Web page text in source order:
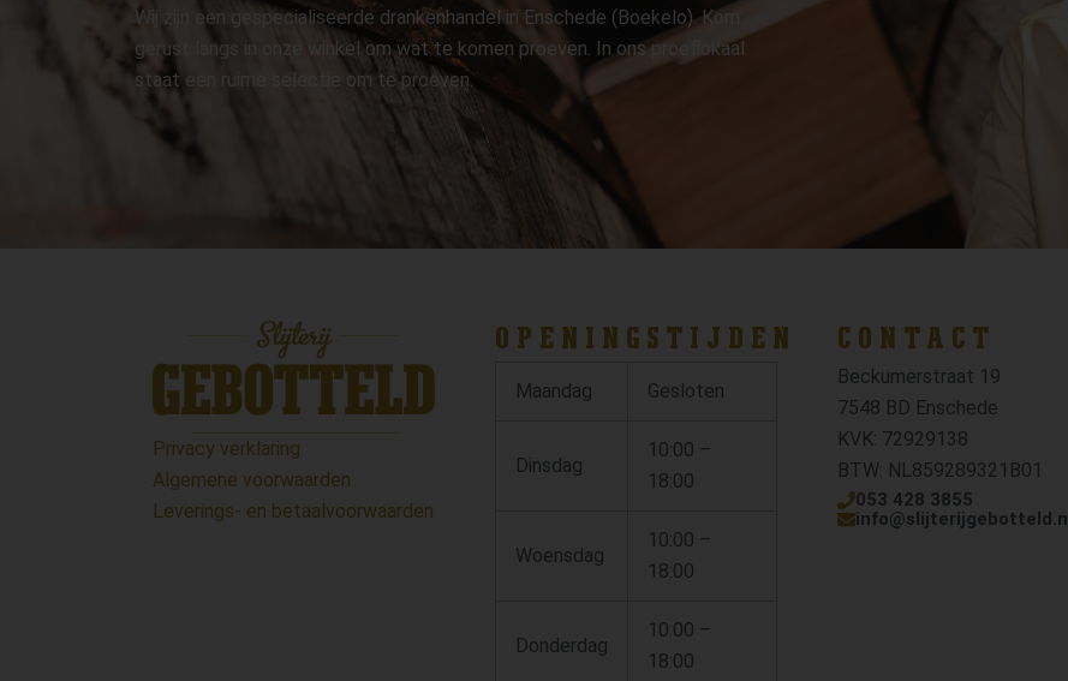
Wij zijn een gespecialiseerde drankenhandel in Enschede (Boekelo). Kom
gerust langs in onze winkel om wat te komen proeven. In ons proeflokaal
staat een ruime selectie om te proeven.
Privacy verklaring
Algemene voorwaarden
Leverings- en betaalvoorwaarden
OPENINGSTIJDEN
Maandag Gesloten
Dinsdag
10:00 –
18:00
Woensdag
10:00 –
18:00
Donderdag
10:00 –
18:00
CONTACT
Beckumerstraat 19
7548 BD Enschede
KVK: 72929138
BTW: NL859289321B01
053 428 3855
info@slijterijgebotteld.nl